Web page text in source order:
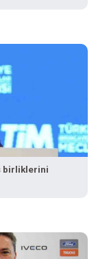
birliklerini